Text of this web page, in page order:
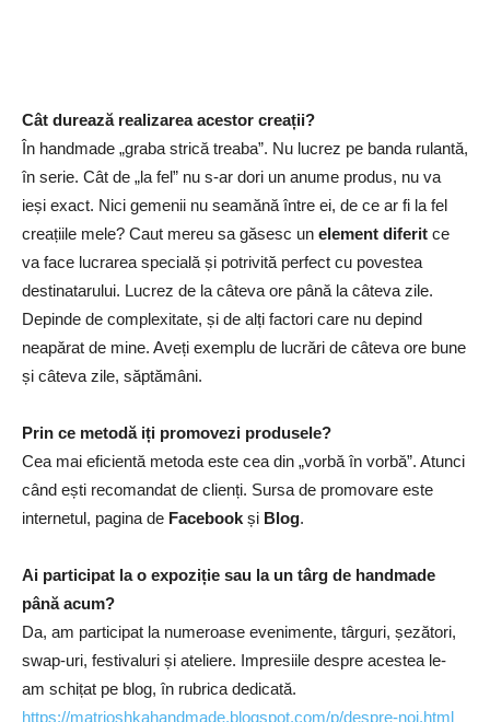
Cât durează realizarea acestor creații?
În handmade „graba strică treaba”. Nu lucrez pe banda rulantă,
în serie. Cât de „la fel” nu s-ar dori un anume produs, nu va
ieși exact. Nici gemenii nu seamănă între ei, de ce ar fi la fel
creațiile mele? Caut mereu sa găsesc un element diferit ce
va face lucrarea specială și potrivită perfect cu povestea
destinatarului. Lucrez de la câteva ore până la câteva zile.
Depinde de complexitate, și de alți factori care nu depind
neapărat de mine. Aveți exemplu de lucrări de câteva ore bune
și câteva zile, săptămâni.
Prin ce metodă iți promovezi produsele?
Cea mai eficientă metoda este cea din „vorbă în vorbă”. Atunci
când ești recomandat de clienți. Sursa de promovare este
internetul, pagina de Facebook și Blog.
Ai participat la o expoziție sau la un târg de handmade
până acum?
Da, am participat la numeroase evenimente, târguri, șezători,
swap-uri, festivaluri și ateliere. Impresiile despre acestea le-
am schițat pe blog, în rubrica dedicată.
https://matrioshkahandmade.blogspot.com/p/despre-noi.html